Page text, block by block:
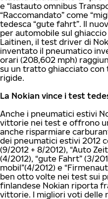
e “lastauto omnibus
“Raccomandato” come
tedesca “gute fahrt”. Il
per automobile sul
Laitinen, il test driver di
inventato il pneumatico
orari (208,602 mph)
su un tratto ghiacciato
rigide.
La Nokian vince i test
Anche i pneumatici estivi
vittorie nei test e offrono
anche risparmiare
dei pneumatici estivi 2012
(9/2012 + 8/2012), “Auto
(4/2012), “gute Fahrt” (3/
mobil”(4/2012) e
ben otto volte nei test sui
finlandese Nokian riporta
vittorie. I migliori voti delle